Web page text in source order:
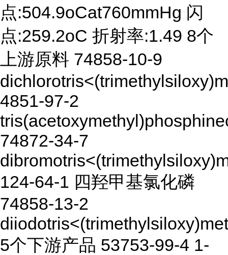
点:504.9oCat760mmHg 闪
点:259.2oC 折射率:1.49 8个
上游原料 74858-10-9
4851-97-2
74872-34-7
124-64-1 四羟甲基氯化磷
74858-13-2
5个下游产品 53753-99-4 1-